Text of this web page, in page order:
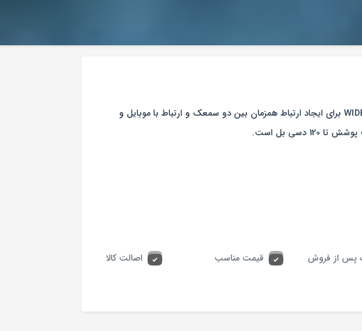
سمعک این سمعک سوپرپاور، از تکنولوژی هوشمند WIDEXLINK برای ایجاد ارتباط همزمان بین دو سمعک و ارتباط با موبایل و
پس از فروش
قیمت مناسب اصالت کالا